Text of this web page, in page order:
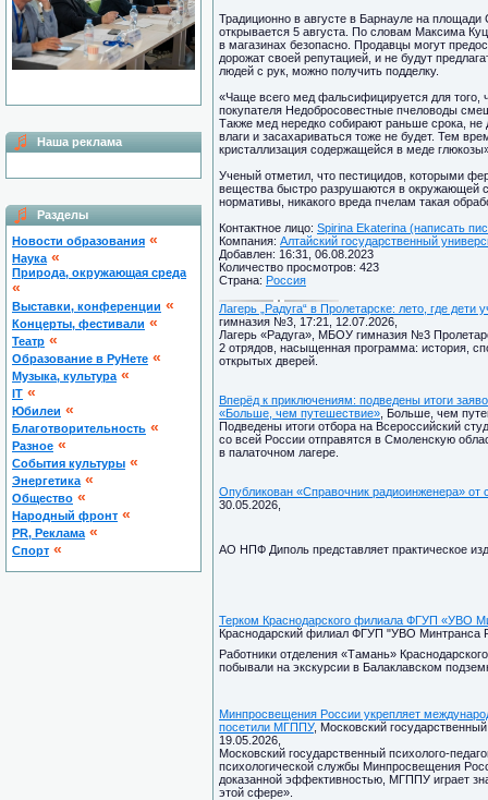
Наша реклама
Разделы
Новости образования «
Наука «
Природа, окружающая среда
«
Выставки, конференции «
Концерты, фестивали «
Театр «
Образование в РуНете «
Музыка, культура «
IT «
Юбилеи «
Благотворительность «
Разное «
Cобытия культуры «
Энергетика «
Общество «
Народный фронт «
PR, Реклама «
Спорт «
Традиционно в августе в Барнауле на
открывается 5 августа. По словам Максима
в магазинах безопасно. Продавцы могут
дорожат своей репутацией, и не будут
людей с рук, можно получить подделку.
«Чаще всего мед фальсифицируется для того,
покупателя Недобросовестные пчеловоды
Также мед нередко собирают раньше срока,
влаги и засахариваться тоже не будет. Тем
кристаллизация содержащейся в меде
Ученый отметил, что пестицидов, которыми
вещества быстро разрушаются в окружающей
нормативы, никакого вреда пчелам такая
Контактное лицо: Spirina Ekaterina (написать
Компания: Алтайский государственный
Добавлен: 16:31, 06.08.2023
Количество просмотров: 423
Страна: Россия
Лагерь „Радуга“ в Пролетарске: лето, где
гимназия №3, 17:21, 12.07.2026,
Лагерь «Радуга», МБОУ гимназия №3
2 отрядов, насыщенная программа: история,
открытых дверей.
Вперёд к приключениям: подведены итоги
«Больше, чем путешествие» , Больше, чем
Подведены итоги отбора на Всероссийский
со всей России отправятся в Смоленскую
в палаточном лагере.
Опубликован «Справочник радиоинженера»
30.05.2026,
АО НПФ Диполь представляет практическое
Терком Краснодарского филиала ФГУП «УВО
Краснодарский филиал ФГУП "УВО Минтранса
Работники отделения «Тамань»
побывали на экскурсии в Балаклавском
Минпросвещения России укрепляет
посетили МГППУ, Московский
19.05.2026,
Московский государственный психолого-
психологической службы Минпросвещения
доказанной эффективностью, МГППУ играет
этой сфере».